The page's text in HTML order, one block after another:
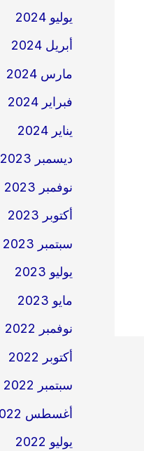
يوليو 2024
أبريل 2024
مارس 2024
فبراير 2024
يناير 2024
ديسمبر 2023
نوفمبر 2023
أكتوبر 2023
سبتمبر 2023
يوليو 2023
مايو 2023
نوفمبر 2022
أكتوبر 2022
سبتمبر 2022
أغسطس 2022
يوليو 2022